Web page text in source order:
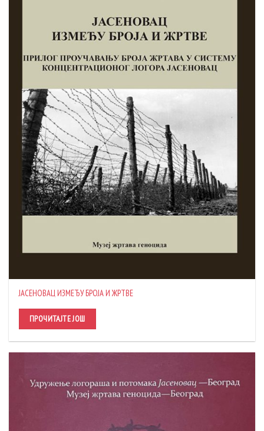
ЈАСЕНОВАЦ ИЗМЕЂУ БРОЈА И ЖРТВЕ
ПРОЧИТАЈТЕ ЈОШ